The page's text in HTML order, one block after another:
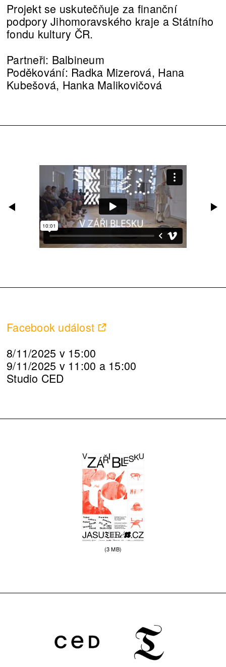
Projekt se uskutečňuje za finanční
podpory Jihomoravského kraje a Státního
fondu kultury ČR.
Partneři: Balbineum
Poděkování: Radka Mizerová, Hana
Kubešová, Hanka Malikovičová
Facebook událost
8/11/2025 v 15:00
9/11/2025 v 11:00 a 15:00
Studio CED
(3 MB)